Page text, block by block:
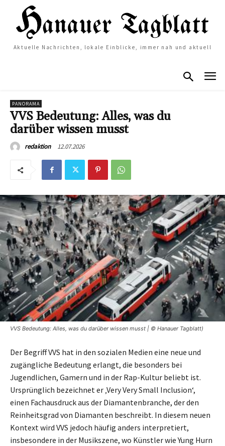
Aktuelle Nachrichten, lokale Einblicke, immer nah und aktuell
PANORAMA
VVS Bedeutung: Alles, was du
darüber wissen musst
redaktion 12.07.2026
VVS Bedeutung: Alles, was du darüber wissen musst | © Hanauer Tagblatt)
Der Begriff VVS hat in den sozialen Medien eine neue und
zugängliche Bedeutung erlangt, die besonders bei
Jugendlichen, Gamern und in der Rap-Kultur beliebt ist.
Ursprünglich bezeichnet er ‚Very Very Small Inclusion‘,
einen Fachausdruck aus der Diamantenbranche, der den
Reinheitsgrad von Diamanten beschreibt. In diesem neuen
Kontext wird VVS jedoch häufig anders interpretiert,
insbesondere in der Musikszene, wo Künstler wie Yung Hurn